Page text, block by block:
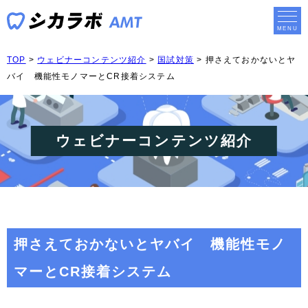
TOP > ウェビナーコンテンツ紹介 > 国試対策 > 押さえておかないとヤ
バイ 機能性モノマーとCR接着システム
ウェビナーコンテンツ紹介
押さえておかないとヤバイ 機能性モノ
マーとCR接着システム